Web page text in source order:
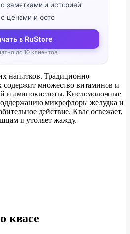
заметками и историей
с ценами и фото
в RuStore
до 10 клиентов
напитков. Традиционно
содержит множество витаминов и
и аминокислоты. Кисломолочные
микрофлоры желудка и
действие. Квас освежает,
и утоляет жажду.
квасе